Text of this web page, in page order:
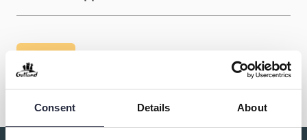
Consent Details About